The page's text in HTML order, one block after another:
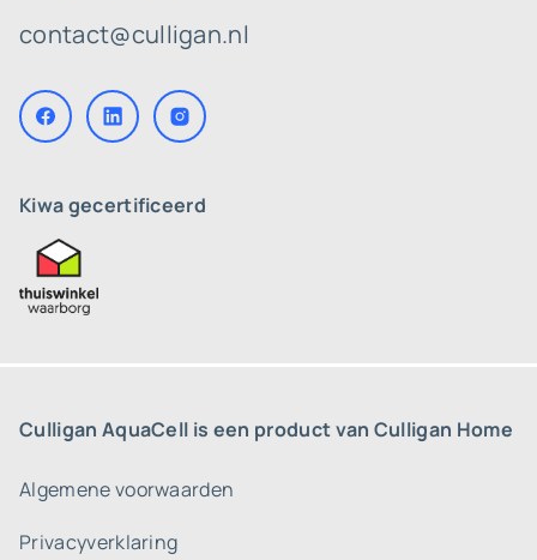
contact@culligan.nl
Kiwa gecertificeerd
Culligan AquaCell is een product van Culligan Home
Algemene voorwaarden
Privacyverklaring